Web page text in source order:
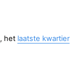
, het laatste kwartier